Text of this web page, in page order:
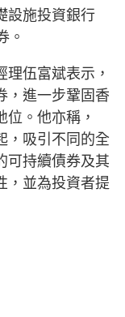
設施投資銀行
。
伍富斌表示，
，進一步鞏固香
。他亦稱，
，吸引不同的全
可持續債券及其
，並為投資者提